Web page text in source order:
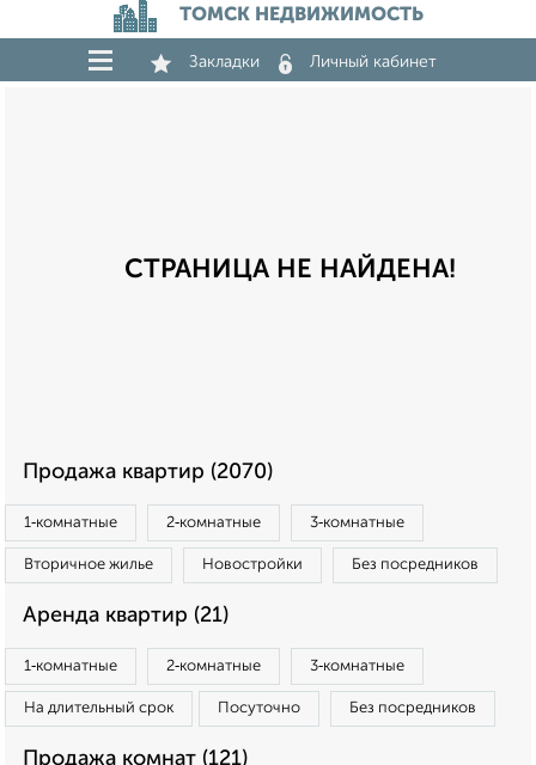
ТОМСК НЕДВИЖИМОСТЬ
Закладки Личный кабинет
СТРАНИЦА НЕ НАЙДЕНА!
Продажа квартир (2070)
1‑комнатные 2‑комнатные 3‑комнатные
Вторичное жилье Новостройки Без посредников
Аренда квартир (21)
1‑комнатные 2‑комнатные 3‑комнатные
На длительный срок Посуточно Без посредников
Продажа комнат (121)